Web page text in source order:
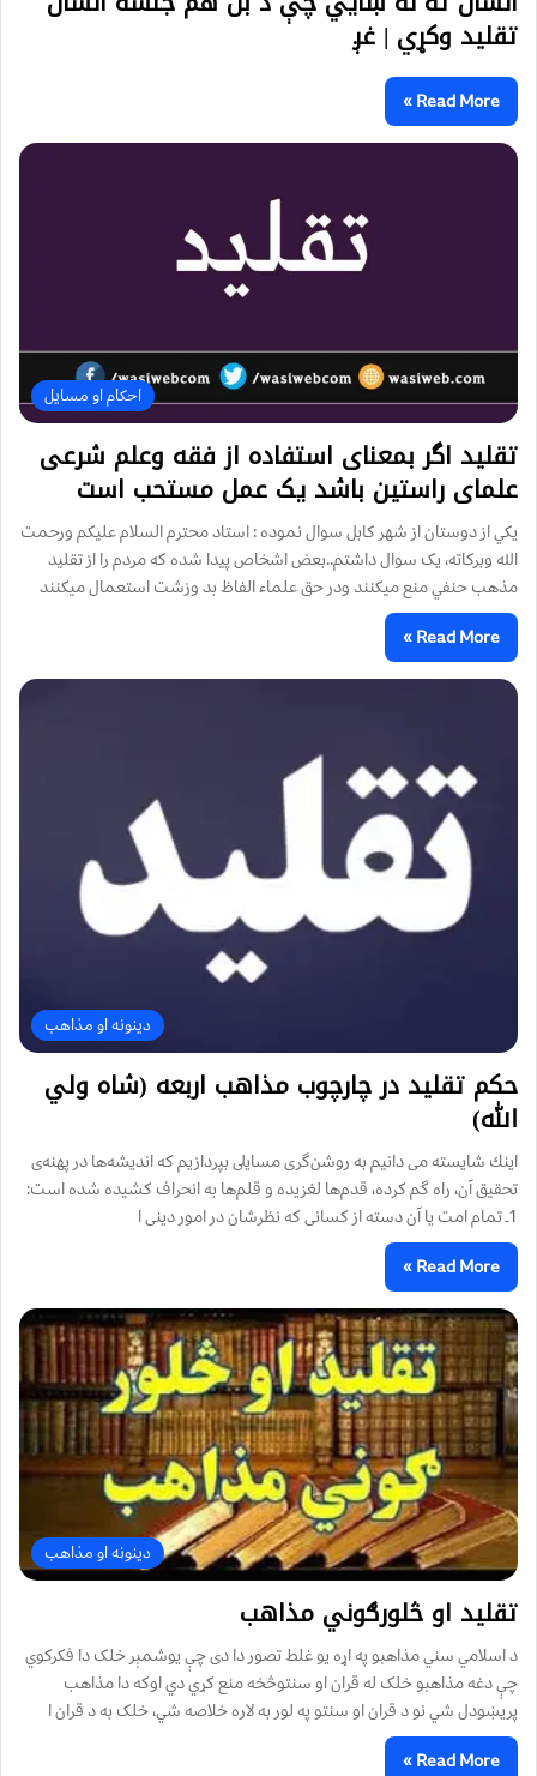
تقلید وکړي | غږ
Read More »
احکام او مسایل
تقليد اگر بمعنای استفاده از فقه وعلم شرعی
علمای راستين باشد يک عمل مستحب است
يكي از دوستان از شهر كابل سوال نموده : استاد محترم السلام عليكم ورحمت
الله وبركاته، يک سوال داشتم..بعض اشخاص پيدا شده كه مردم را از تقليد
مذهب حنفي منع ميكنند ودر حق علماء الفاظ بد وزشت استعمال ميكنند
Read More »
دینونه او مذاهب
حكم تقليد در چارچوب مذاهب اربعه (شاه ولي
الله)
اينك شایسته مى ‌دانيم به روشن‌گرى مسايلى بپردازيم كه انديشه‌ها در پهنه‌ى
تحقيق آن، راه گم كرده، قدم‌ها لغزيده و قلم‌ها به انحراف كشيده شده است:
1ـ تمام امت يا آن دسته از كسانى كه نظرشان در امور دينى ا
Read More »
دینونه او مذاهب
تقليد او څلورګوني مذاهب
د اسلامي سني مذاهبو په اړه يو غلط تصور دا دی چې يوشمېر خلک دا فکرکوي
چې دغه مذاهبو خلک له قران او سنتوڅخه منع کړي دي اوکه دا مذاهب
پريښودل شي نو د قران او سنتو په لور به لاره خلاصه شي، خلک به د قران ا
Read More »